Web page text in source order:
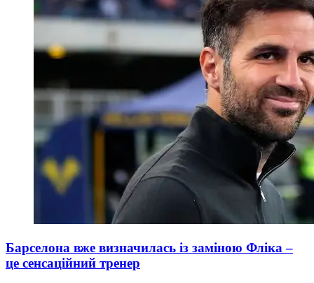
Барселона вже визначилась із заміною Фліка –
це сенсаційний тренер